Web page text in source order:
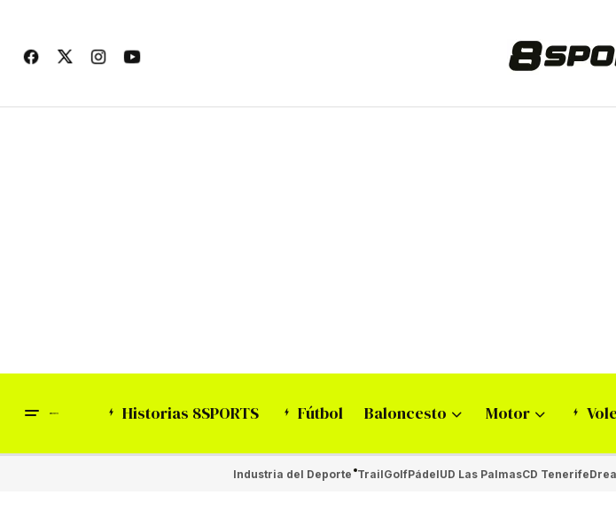
Historias 8SPORTS Fútbol Baloncesto Motor
Industria del Deporte TrailGolfPádelUD Las PalmasCD Tenerife